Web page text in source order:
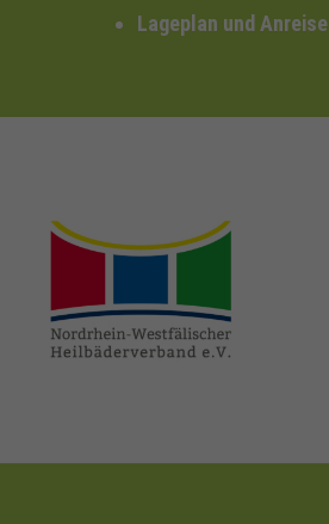
Lageplan und Anreise
heilbaeder.de